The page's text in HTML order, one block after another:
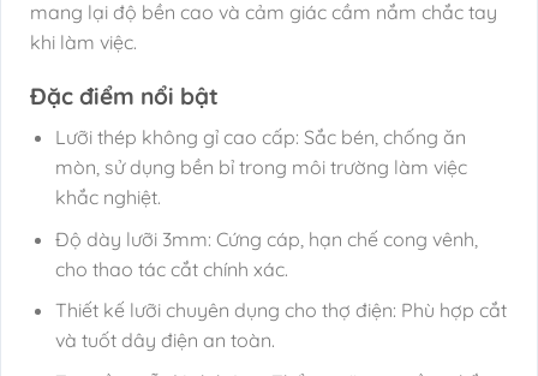
mang lại độ bền cao và cảm giác cầm nắm chắc tay
khi làm việc.
Đặc điểm nổi bật
Lưỡi thép không gỉ cao cấp: Sắc bén, chống ăn
mòn, sử dụng bền bỉ trong môi trường làm việc
khắc nghiệt.
Độ dày lưỡi 3mm: Cứng cáp, hạn chế cong vênh,
cho thao tác cắt chính xác.
Thiết kế lưỡi chuyên dụng cho thợ điện: Phù hợp cắt
và tuốt dây điện an toàn.